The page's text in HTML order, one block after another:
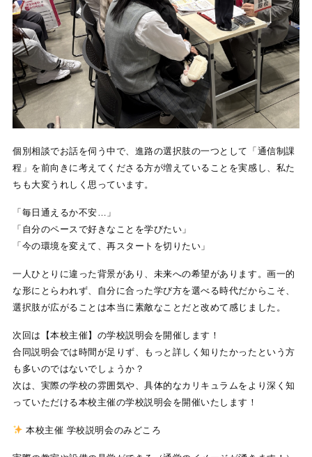
個別相談でお話を伺う中で、進路の選択肢の一つとして「通信制課
程」を前向きに考えてくださる方が増えていることを実感し、私た
ちも大変うれしく思っています。
「毎日通えるか不安…」
「自分のペースで好きなことを学びたい」
「今の環境を変えて、再スタートを切りたい」
一人ひとりに違った背景があり、未来への希望があります。画一的
な形にとらわれず、自分に合った学び方を選べる時代だからこそ、
選択肢が広がることは本当に素敵なことだと改めて感じました。
次回は【本校主催】の学校説明会を開催します！
合同説明会では時間が足りず、もっと詳しく知りたかったという方
も多いのではないでしょうか？
次は、実際の学校の雰囲気や、具体的なカリキュラムをより深く知
っていただける本校主催の学校説明会を開催いたします！
本校主催 学校説明会のみどころ